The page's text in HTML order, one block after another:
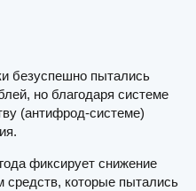
безуспешно пытались
но благодаря системе
(антифрод-системе)
фиксирует снижение
средств, которые пытались